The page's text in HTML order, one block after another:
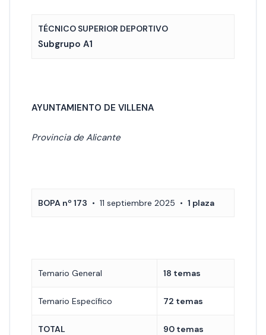
TÉCNICO SUPERIOR DEPORTIVO
Subgrupo A1
AYUNTAMIENTO DE VILLENA
Provincia de Alicante
BOPA nº 173 • 11 septiembre 2025 • 1 plaza
Temario General 18 temas
Temario Específico 72 temas
TOTAL 90 temas